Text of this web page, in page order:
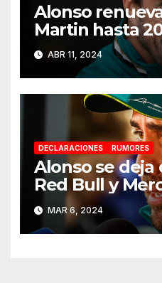
Alonso
Martin hasta
ABR 11, 2024
DECLARACIONES RUMORES
Alonso se
Red Bull y
2025
MAR 6, 2024